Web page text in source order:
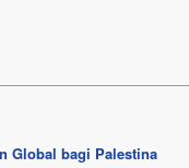
Global bagi Palestina